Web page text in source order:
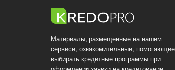
Материалы, размещенные на нашем
сервисе, ознакомительные, помогающие
выбирать кредитные программы при